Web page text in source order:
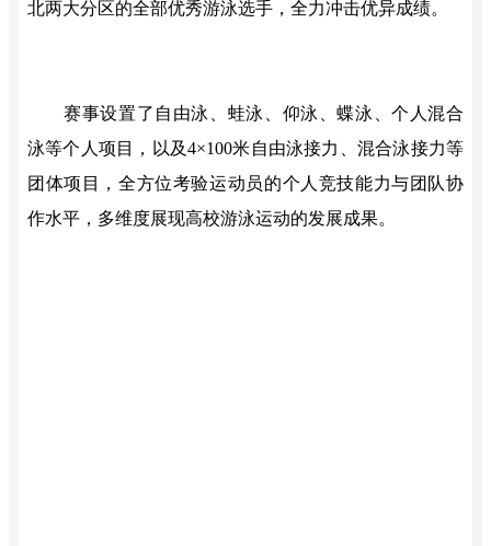
北两大分区的全部优秀游泳选手，全力冲击优异成绩。
赛事设置了自由泳、蛙泳、仰泳、蝶泳、个人混合
泳等个人项目，以及4×100米自由泳接力、混合泳接力等
团体项目，全方位考验运动员的个人竞技能力与团队协
作水平，多维度展现高校游泳运动的发展成果。